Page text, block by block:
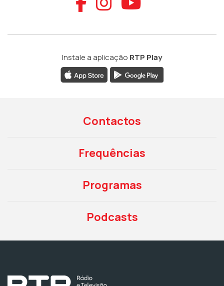
Instale a aplicação RTP Play
Contactos
Frequências
Programas
Podcasts